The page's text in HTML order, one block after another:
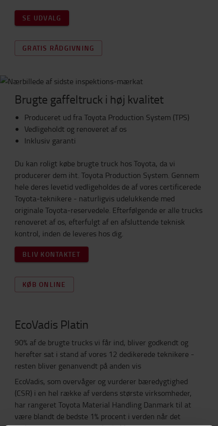
SE UDVALG
GRATIS RÅDGIVNING
Brugte gaffeltruck i høj kvalitet
Produceret ud fra Toyota Production System (TPS)
Vedligeholdt og renoveret af os
Inklusiv garanti
Du kan roligt købe brugte truck hos Toyota, da vi
producerer dem iht. Toyota Production System. Gennem
hele deres levetid vedligeholdes de af vores certificerede
Toyota-teknikere - naturligvis udelukkende med
originale Toyota-reservedele. Efterfølgende er alle trucks
renoveret af os, efterfulgt af en afsluttende teknisk
kontrol, inden de leveres hos dig.
BLIV KONTAKTET
KØB ONLINE
EcoVadis Platin
90% af de brugte trucks vi får ind, bliver godkendt og
herefter sat i stand af vores 12 dedikerede teknikere -
resten bliver genanvendt på anden vis
EcoVadis, som overvåger og vurderer bæredygtighed
(CSR) i en hel række af verdens største virksomheder,
har rangeret Toyota Material Handling Danmark til at
være blandt de bedste 1% procent i verden når det